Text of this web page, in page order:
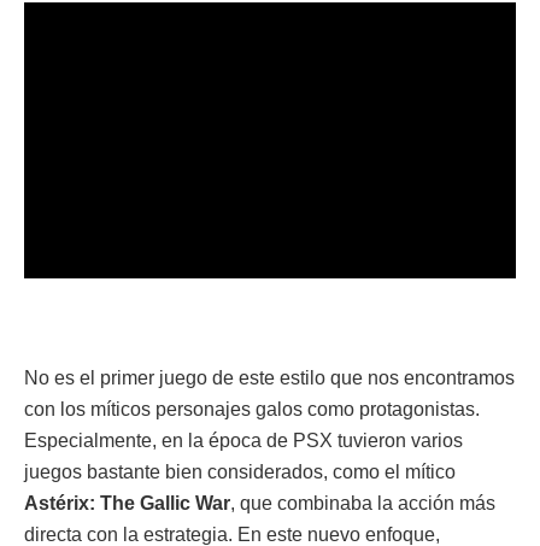
No es el primer juego de este estilo que nos encontramos
con los míticos personajes galos como protagonistas.
Especialmente, en la época de PSX tuvieron varios
juegos bastante bien considerados, como el mítico
Astérix: The Gallic War, que combinaba la acción más
directa con la estrategia. En este nuevo enfoque,